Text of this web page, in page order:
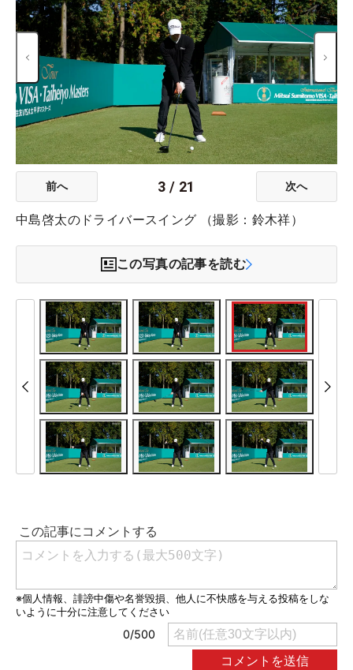
前へ 3 / 21 次へ
中島啓太のドライバースイング （撮影：鈴木祥）
この写真の記事を読む